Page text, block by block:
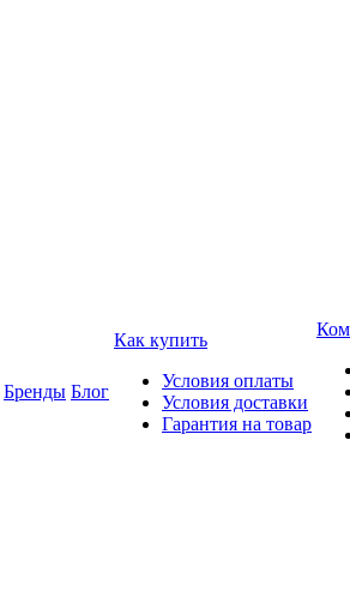
Бренды Блог
Как купить
Условия оплаты
Условия доставки
Гарантия на товар